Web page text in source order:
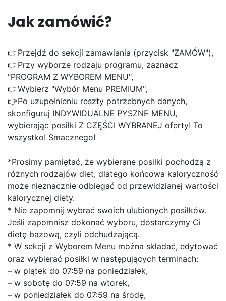
Jak zamówić?
👉Przejdź do sekcji zamawiania (przycisk "ZAMÓW"),
👉Przy wyborze rodzaju programu, zaznacz
"PROGRAM Z WYBOREM MENU",
👉Wybierz "Wybór Menu PREMIUM",
👉Po uzupełnieniu reszty potrzebnych danych,
skonfiguruj INDYWIDUALNE PYSZNE MENU,
wybierając posiłki Z CZĘŚCI WYBRANEJ oferty! To
wszystko! Smacznego!
*Prosimy pamiętać, że wybierane posiłki pochodzą z
różnych rodzajów diet, dlatego końcowa kaloryczność
może nieznacznie odbiegać od przewidzianej wartości
kalorycznej diety.
* Nie zapomnij wybrać swoich ulubionych posiłków.
Jeśli zapomnisz dokonać wyboru, dostarczymy Ci
dietę bazową, czyli odchudzającą.
* W sekcji z Wyborem Menu można składać, edytować
oraz wybierać posiłki w następujących terminach:
– w piątek do 07:59 na poniedziałek,
– w sobotę do 07:59 na wtorek,
– w poniedziałek do 07:59 na środę,